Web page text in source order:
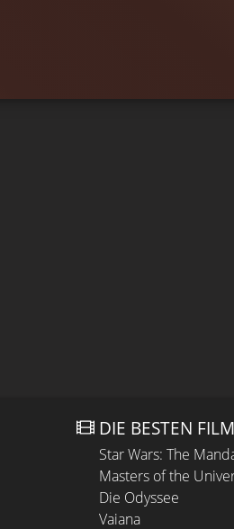
DIE BESTEN
Star Wars: The
Masters of the
Die Odyssee
Vaiana